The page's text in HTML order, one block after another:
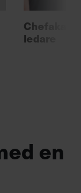
ledare
en